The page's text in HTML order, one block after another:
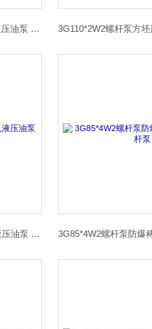
3G110*4W2螺杆泵镀锌线辅助液压油泵 三螺杆泵
3G100*2W2螺杆泵板坯连铸机液压油泵 三螺杆泵